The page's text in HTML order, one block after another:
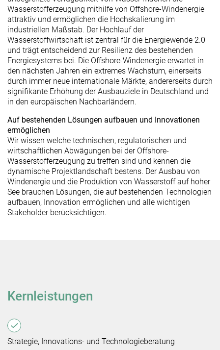
Wasserstofferzeugung mithilfe von Offshore-Windenergie
attraktiv und ermöglichen die Hochskalierung im
industriellen Maßstab. Der Hochlauf der
Wasserstoffwirtschaft ist zentral für die Energiewende 2.0
und trägt entscheidend zur Resilienz des bestehenden
Energiesystems bei. Die Offshore-Windenergie erwartet in
den nächsten Jahren ein extremes Wachstum, einerseits
durch immer neue internationale Märkte, andererseits durch
signifikante Erhöhung der Ausbauziele in Deutschland und
in den europäischen Nachbarländern.
Auf bestehenden Lösungen aufbauen und Innovationen
ermöglichen
Wir wissen welche technischen, regulatorischen und
wirtschaftlichen Abwägungen bei der Offshore-
Wasserstofferzeugung zu treffen sind und kennen die
dynamische Projektlandschaft bestens. Der Ausbau von
Windenergie und die Produktion von Wasserstoff auf hoher
See brauchen Lösungen, die auf bestehenden Technologien
aufbauen, Innovation ermöglichen und alle wichtigen
Stakeholder berücksichtigen.
Kernleistungen
Strategie, Innovations- und Technologieberatung